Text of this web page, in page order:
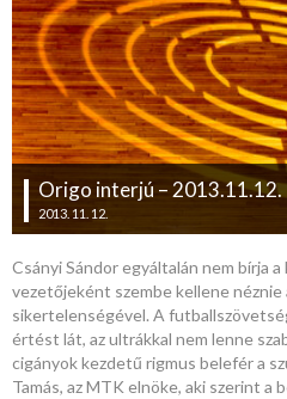
Origo interjú – 2013.11.12.
2013. 11. 12.
Csányi Sándor egyáltalán nem bírja
vezetőjeként szembe kellene néznie
sikertelenségével. A
értést lát, az ultrákkal nem lenne
cigányok kezdetű rigmus belefér a
Tamás, az MTK elnöke, aki szerint